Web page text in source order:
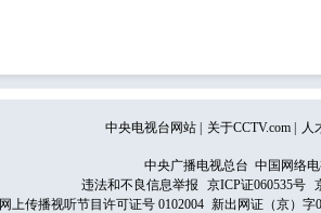
中央电视台网站 关于CCTV.com 人
中央广播电视总台 中国网络
违法和不良信息举报
京ICP证060535号
网上传播视听节目许可证号 0102004 新出网证（京）